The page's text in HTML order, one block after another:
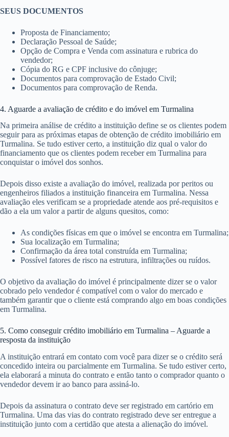
SEUS DOCUMENTOS
Proposta de Financiamento;
Declaração Pessoal de Saúde;
Opção de Compra e Venda com assinatura e rubrica do
vendedor;
Cópia do RG e CPF inclusive do cônjuge;
Documentos para comprovação de Estado Civil;
Documentos para comprovação de Renda.
4. Aguarde a avaliação de crédito e do imóvel em Turmalina
Na primeira análise de crédito a instituição define se os clientes podem
seguir para as próximas etapas de obtenção de crédito imobiliário em
Turmalina. Se tudo estiver certo, a instituição diz qual o valor do
financiamento que os clientes podem receber em Turmalina para
conquistar o imóvel dos sonhos.
Depois disso existe a avaliação do imóvel, realizada por peritos ou
engenheiros filiados a instituição financeira em Turmalina. Nessa
avaliação eles verificam se a propriedade atende aos pré-requisitos e
dão a ela um valor a partir de alguns quesitos, como:
As condições físicas em que o imóvel se encontra em Turmalina;
Sua localização em Turmalina;
Confirmação da área total construída em Turmalina;
Possível fatores de risco na estrutura, infiltrações ou ruídos.
O objetivo da avaliação do imóvel é principalmente dizer se o valor
cobrado pelo vendedor é compatível com o valor do mercado e
também garantir que o cliente está comprando algo em boas condições
em Turmalina.
5. Como conseguir crédito imobiliário em Turmalina – Aguarde a
resposta da instituição
A instituição entrará em contato com você para dizer se o crédito será
concedido inteira ou parcialmente em Turmalina. Se tudo estiver certo,
ela elaborará a minuta do contrato e então tanto o comprador quanto o
vendedor devem ir ao banco para assiná-lo.
Depois da assinatura o contrato deve ser registrado em cartório em
Turmalina. Uma das vias do contrato registrado deve ser entregue a
instituição junto com a certidão que atesta a alienação do imóvel.